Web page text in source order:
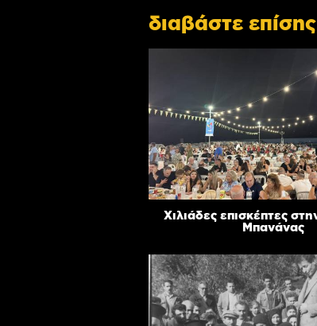
διαβάστε επίσης
Χιλιάδες επισκέπτες
Μπανάνας